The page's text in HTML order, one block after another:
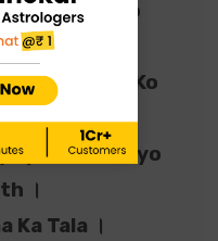
Karne Ko
।
Fer Hath Ko
Ko, Ho Gayo
।
Ka Tala ।